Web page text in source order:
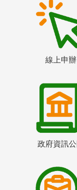
線上申辦
政府資訊